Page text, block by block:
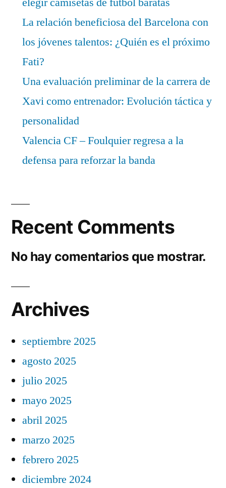
La relación beneficiosa del Barcelona con
los jóvenes talentos: ¿Quién es el próximo
Fati?
Una evaluación preliminar de la carrera de
Xavi como entrenador: Evolución táctica y
personalidad
Valencia CF – Foulquier regresa a la
defensa para reforzar la banda
Recent Comments
No hay comentarios que mostrar.
Archives
septiembre 2025
agosto 2025
julio 2025
mayo 2025
abril 2025
marzo 2025
febrero 2025
diciembre 2024